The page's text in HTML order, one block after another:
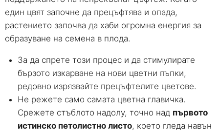
един цвят започне да прецъфтява и опада,
растението започва да хаби огромна енергия за
образуване на семена в плода.
За да спрете този процес и да стимулирате
бързото изкарване на нови цветни пъпки,
редовно изрязвайте прецъфтелите цветове.
Не режете само самата цветна главичка.
Срежете стъблото надолу, точно над първото
истинско петолистно листо, което гледа навън